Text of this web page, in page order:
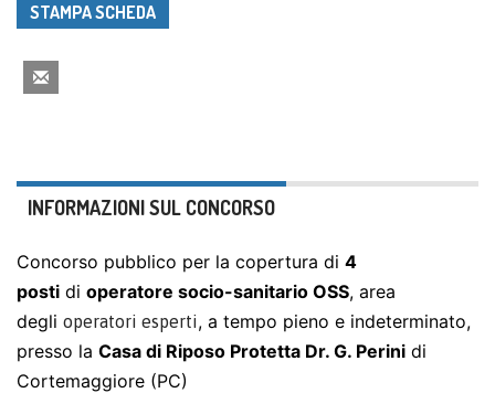
STAMPA SCHEDA
INFORMAZIONI SUL CONCORSO
Concorso pubblico per la copertura di 4
posti di operatore socio-sanitario OSS, area
degli operatori esperti, a tempo pieno e indeterminato,
presso la Casa di Riposo Protetta Dr. G. Perini di
Cortemaggiore (PC)